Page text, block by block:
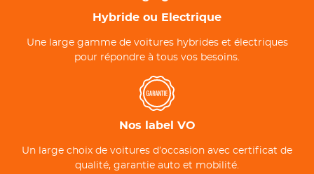
Hybride ou Electrique
Une large gamme de voitures hybrides et électriques
pour répondre à tous vos besoins.
Nos label VO
Un large choix de voitures d’occasion avec certificat de
qualité, garantie auto et mobilité.